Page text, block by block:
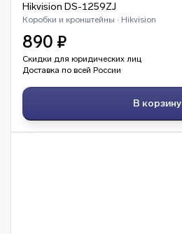
Hikvision DS-1259ZJ
Коробки и кронштейны · Hikvision
890 ₽
Скидки для юридических лиц
Доставка по всей России
В корзину